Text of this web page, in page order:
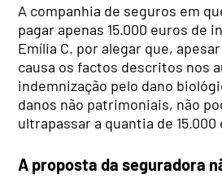
A companhia de seguros em
pagar apenas 15.000 euros de
Emília C. por alegar que,
causa os factos descritos nos
indemnização pelo dano
danos não patrimoniais, não
ultrapassar a quantia de 15.000
A proposta da seguradora